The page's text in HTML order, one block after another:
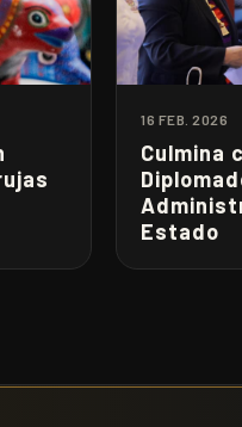
16 FEB. 2026
Culmina
Estado